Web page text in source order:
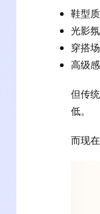
鞋型
光影
穿搭
高级
但传
低。
而现